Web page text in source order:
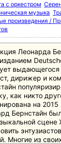
с оркестром
музыка
произведения /
Леонарда
выдающегося
дирижер и
как никто
на 2015
Бернстайн
сцене
Многие из